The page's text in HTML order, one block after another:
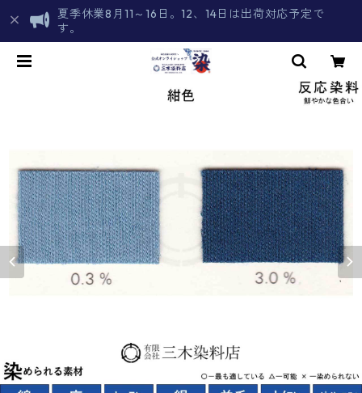
夏季休業8月11～16日。12、14日は出荷対応予定で
す。